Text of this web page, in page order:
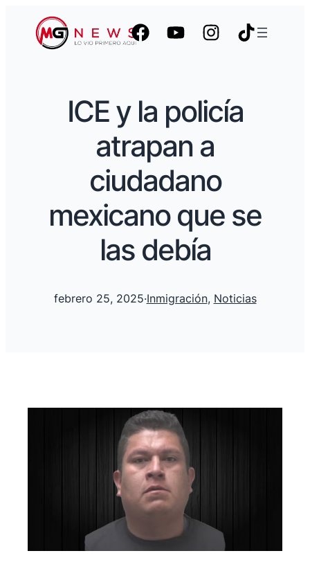
ICE y la policía
atrapan a
ciudadano
mexicano que se
las debía
febrero 25, 2025·Inmigración, Noticias